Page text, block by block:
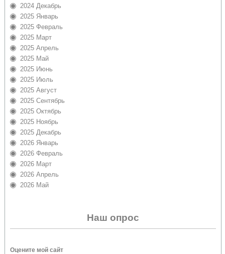
2024 Декабрь
2025 Январь
2025 Февраль
2025 Март
2025 Апрель
2025 Май
2025 Июнь
2025 Июль
2025 Август
2025 Сентябрь
2025 Октябрь
2025 Ноябрь
2025 Декабрь
2026 Январь
2026 Февраль
2026 Март
2026 Апрель
2026 Май
Наш опрос
Оцените мой сайт